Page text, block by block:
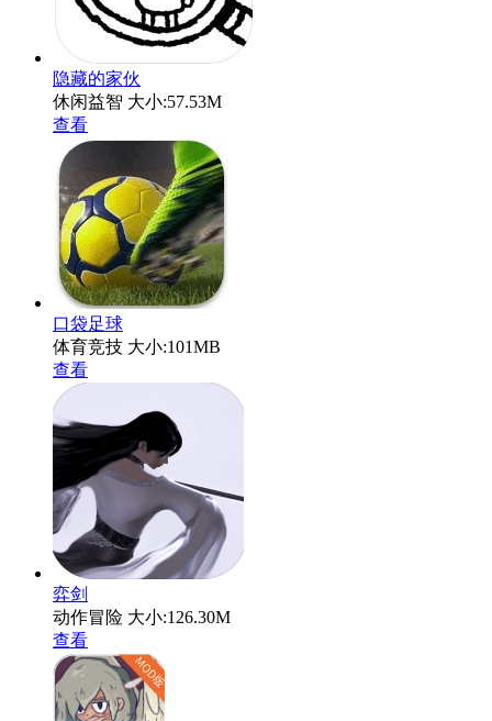
隐藏的家伙
休闲益智 大小:57.53M
查看
口袋足球
体育竞技 大小:101MB
查看
弈剑
动作冒险 大小:126.30M
查看